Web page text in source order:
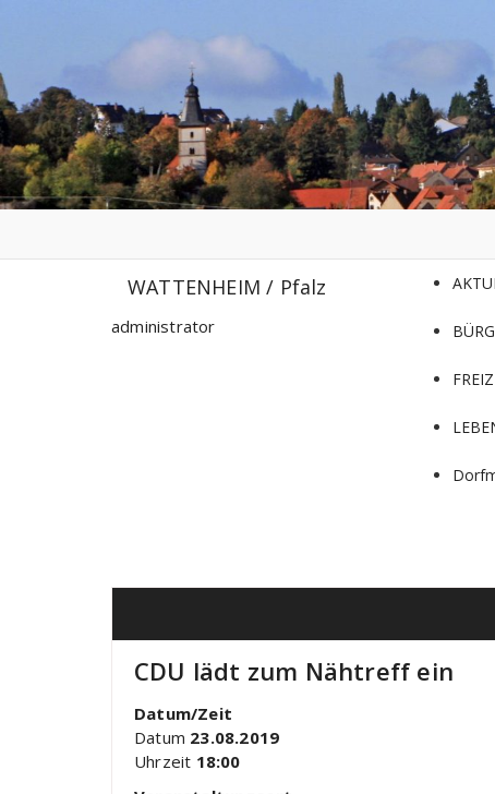
WATTENHEIM / Pfalz
administrator
CDU lädt zum Nähtreff ein
Datum/Zeit
Datum 23.08.2019
Uhrzeit 18:00